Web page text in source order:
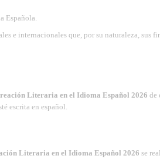
Española.
e internacionales que, por su naturaleza, sus
Literaria en el Idioma Español 2026 de
escrita en español.
Literaria en el Idioma Español 2026 se